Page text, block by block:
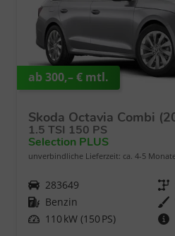
ab 300,– € mtl.
Skoda Octavia Combi
1.5 TSI 150 PS
Selection PLUS
unverbindliche Lieferzeit: ca. 4-5
Fahrzeugnr. 283649 Getriebe
Kraftstoff Benzin
Leistung 110 kW (150 PS)